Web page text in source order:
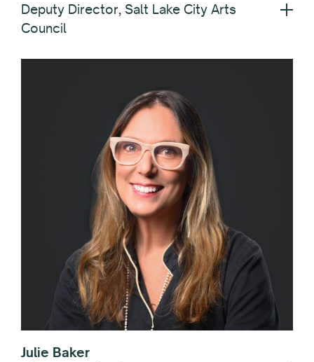
Deputy Director, Salt Lake City Arts
Council
Julie Baker